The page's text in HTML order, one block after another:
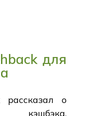
для
о
кэшбэка,